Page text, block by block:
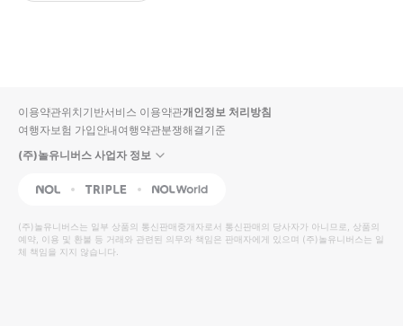
입니
다.
높
은
순
동
영
상
순
상
이용약관위치기반서비스 이용약관개인정보 처리방침
여행자보험 가입안내여행약관분쟁해결기준
(주)놀유니버스 사업자 정보
NOL Triple Interpark Global
(주)놀유니버스는 일부 상품의 통신판매중개자로서 통신판매의 당사자가 아니므로, 상품의
예약, 이용 및 환불 등 거래와 관련된 의무와 책임은 판매자에게 있으며 (주)놀유니버스는 일
체 책임을 지지 않습니다.